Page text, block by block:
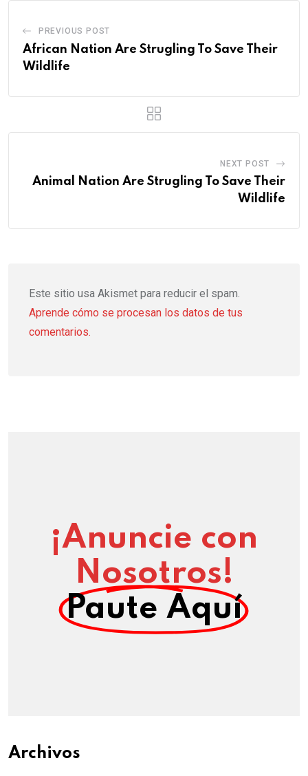
PREVIOUS POST
African Nation Are Strugling To Save Their
Wildlife
NEXT POST
Animal Nation Are Strugling To Save Their
Wildlife
Este sitio usa Akismet para reducir el spam.
Aprende cómo se procesan los datos de tus
comentarios.
¡Anuncie con
Nosotros!
Paute Aquí
Archivos